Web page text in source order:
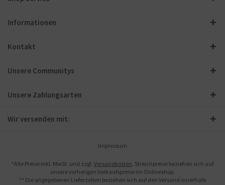
Informationen
Kontakt
Unsere Communitys
Unsere Zahlungsarten
Wir versenden mit:
Impressum
*Alle Preise inkl. MwSt. und zzgl. Versandkosten. Streichpreise beziehen sich auf
unsere vorherigen Verkaufspreise im Onlineshop.
** Die angegebenen Lieferzeiten beziehen sich auf den Versand innerhalb